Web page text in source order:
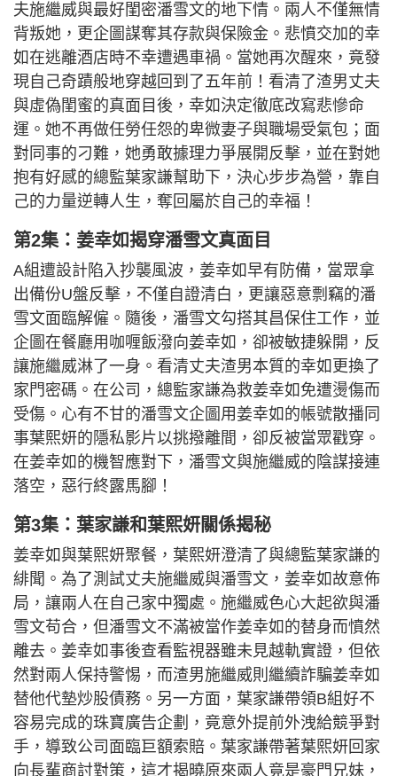
夫施繼威與最好閨密潘雪文的地下情。兩人不僅無情
背叛她，更企圖謀奪其存款與保險金。悲憤交加的幸
如在逃離酒店時不幸遭遇車禍。當她再次醒來，竟發
現自己奇蹟般地穿越回到了五年前！看清了渣男丈夫
與虛偽閨蜜的真面目後，幸如決定徹底改寫悲慘命
運。她不再做任勞任怨的卑微妻子與職場受氣包；面
對同事的刁難，她勇敢據理力爭展開反擊，並在對她
抱有好感的總監葉家謙幫助下，決心步步為營，靠自
己的力量逆轉人生，奪回屬於自己的幸福！
第2集：姜幸如揭穿潘雪文真面目
A組遭設計陷入抄襲風波，姜幸如早有防備，當眾拿
出備份U盤反擊，不僅自證清白，更讓惡意剽竊的潘
雪文面臨解僱。隨後，潘雪文勾搭其昌保住工作，並
企圖在餐廳用咖喱飯潑向姜幸如，卻被敏捷躲開，反
讓施繼威淋了一身。看清丈夫渣男本質的幸如更換了
家門密碼。在公司，總監家謙為救姜幸如免遭燙傷而
受傷。心有不甘的潘雪文企圖用姜幸如的帳號散播同
事葉熙妍的隱私影片以挑撥離間，卻反被當眾戳穿。
在姜幸如的機智應對下，潘雪文與施繼威的陰謀接連
落空，惡行終露馬腳！
第3集：葉家謙和葉熙妍關係揭秘
姜幸如與葉熙妍聚餐，葉熙妍澄清了與總監葉家謙的
緋聞。為了測試丈夫施繼威與潘雪文，姜幸如故意佈
局，讓兩人在自己家中獨處。施繼威色心大起欲與潘
雪文苟合，但潘雪文不滿被當作姜幸如的替身而憤然
離去。姜幸如事後查看監視器雖未見越軌實證，但依
然對兩人保持警惕，而渣男施繼威則繼續詐騙姜幸如
替他代墊炒股債務。另一方面，葉家謙帶領B組好不
容易完成的珠寶廣告企劃，竟意外提前外洩給競爭對
手，導致公司面臨巨額索賠。葉家謙帶著葉熙妍回家
向長輩商討對策，這才揭曉原來兩人竟是豪門兄妹，